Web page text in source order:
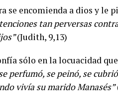
se encomienda a dios y le
tan perversas
(Judith, 9,13)
sólo en la locuacidad
perfumó, se peinó, se
vivía su marido Manasés”